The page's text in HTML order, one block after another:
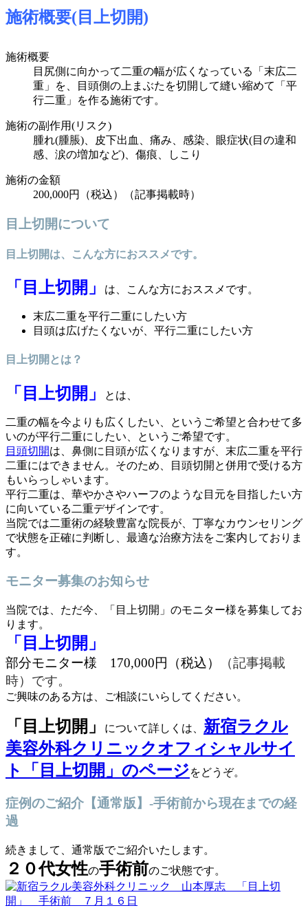
施術概要(目上切開)
施術概要
目尻側に向かって二重の幅が広くなっている「末広二
重」を、目頭側の上まぶたを切開して縫い縮めて「平
行二重」を作る施術です。
施術の副作用(リスク)
腫れ(腫脹)、皮下出血、痛み、感染、眼症状(目の違和
感、涙の増加など)、傷痕、しこり
施術の金額
200,000円（税込）（記事掲載時）
目上切開について
目上切開は、こんな方におススメです。
「目上切開」 は、こんな方におススメです。
末広二重を平行二重にしたい方
目頭は広げたくないが、平行二重にしたい方
目上切開とは？
「目上切開」 とは、
二重の幅を今よりも広くしたい、というご希望と合わせて多
いのが平行二重にしたい、というご希望です。
目頭切開は、鼻側に目頭が広くなりますが、末広二重を平行
二重にはできません。そのため、目頭切開と併用で受ける方
もいらっしゃいます。
平行二重は、華やかさやハーフのような目元を目指したい方
に向いている二重デザインです。
当院では二重術の経験豊富な院長が、丁寧なカウンセリング
で状態を正確に判断し、最適な治療方法をご案内しておりま
す。
モニター募集のお知らせ
当院では、ただ今、「目上切開」のモニター様を募集してお
ります。
「目上切開」
部分モニター様 170,000円（税込）
（記事掲載
時）です。
ご興味のある方は、ご相談にいらしてください。
「目上切開」 について詳しくは、 新宿ラクル
美容外科クリニックオフィシャルサイ
ト「目上切開」のページをどうぞ。
症例のご紹介【通常版】-手術前から現在までの経
過
続きまして、通常版でご紹介いたします。
２０代女性の手術前のご状態です。